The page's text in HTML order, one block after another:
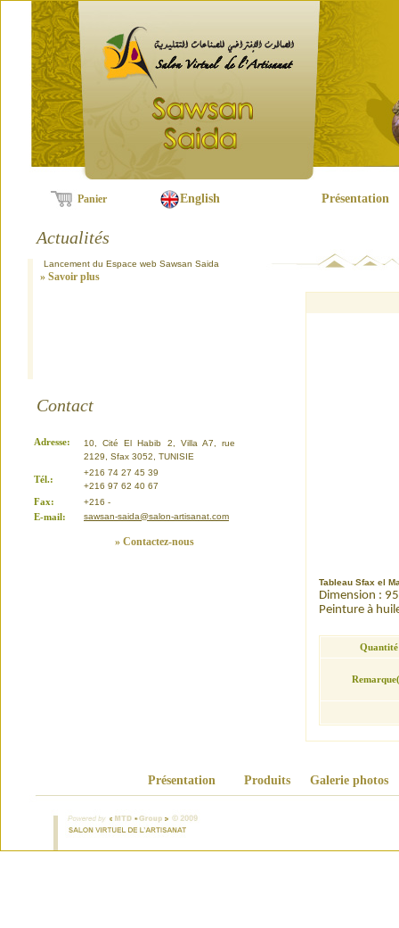
Panier English Présentation
Actualités
Contact
Adresse:
10, Cité El Habib 2, Villa A7, rue
2129, Sfax 3052, TUNISIE
Tél.:
+216 74 27 45 39
+216 97 62 40 67
Fax: +216 -
E-mail: sawsan-saida@salon-artisanat.com
» Contactez-nous
Tableau Sfax el
Dimension :
Peinture à
Quantité
Présentation Produits Galerie photos